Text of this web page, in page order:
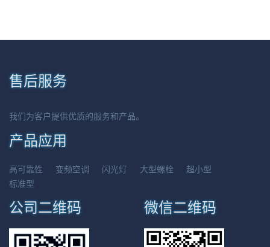
售后服务
我们为客户提供优质的服务和产品。
产品应用
高可靠性 变频空调 闪光灯 大型螺栓
超小型
标准型
公司二维码 微信二维码